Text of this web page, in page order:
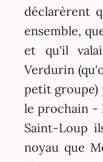
déclarèrent
ensemble,
et qu'il
Verdurin
petit groupe)
le prochain -
Saint-Loup
noyau que